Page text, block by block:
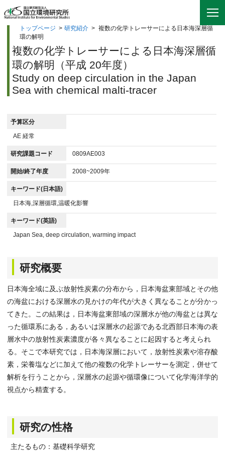
トップページ > 研究紹介 > 複数の化学トレーサーによる日本海深層循
環の解明
複数の化学トレーサーによる日本海深層循
環の解明（平成 20年度）
Study on deep circulation in the Japan
Sea with chemical malti-tracer
予算区分
AE 経常
研究課題コード 0809AE003
開始/終了年度 2008~2009年
キーワード(日本語)
日本海,深層循環,温暖化影響
キーワード(英語)
Japan Sea, deep circulation, warming impact
研究概要
日本海全域に及ぶ放射性炭素の分布から，日本海盆東部域とその他
の海盆における深層水の見かけの年代が大きく異なることが分かっ
てきた。この結果は，日本海盆東部域の深層水が他の海盆とは異な
った循環系にある，あるいは深層水の起源である北西部日本海の表
層水中の放射性炭素濃度が各々異なることに起因すると考えられ
る。そこで本研究では，日本海深層において，放射性炭素や溶存酸
素，栄養塩などに加えて他の複数の化学トレーサーを測定，併せて
解析を行うことから，深層水の起源や循環像について化学海洋学的
視点から精査する。
研究の性格
主たるもの：基礎科学研究